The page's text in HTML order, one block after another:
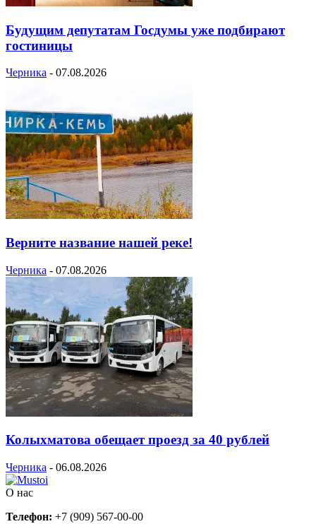
Будущим депутатам Госдумы уже подбирают
гостиницы
Черника - 07.08.2026
Верните название нашей реке!
Черника - 07.08.2026
Колыхматова обещает проезд за 40 рублей
Черника - 06.08.2026
О нас
Телефон: +7 (909) 567-00-00